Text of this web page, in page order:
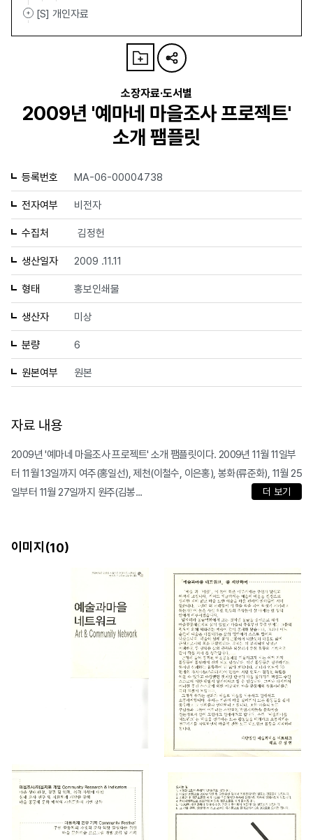
[S] 개인자료
소장자료·도서별
2009년 '예마네 마을조사 프로젝트'
소개 팸플릿
등록번호 MA-06-00004738
전자여부 비전자
수집처 김정헌
생산일자 2009 .11.11
형태 홍보인쇄물
생산자 미상
분량 6
원본여부 원본
자료 내용
2009년 '예마네 마을조사 프로젝트' 소개 팸플릿이다. 2009년 11월 11일부
터 11월 13일까지 여주(홍일선), 제천(이철수, 이은홍), 봉화(류준화), 11월 25
일부터 11월 27일까지 원주(김봉...
더 보기
이미지(10)